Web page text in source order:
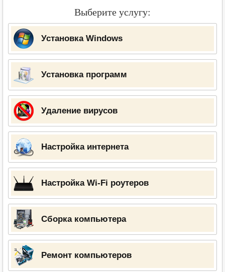
Выберите услугу:
Установка Windows
Установка программ
Удаление вирусов
Настройка интернета
Настройка Wi-Fi роутеров
Сборка компьютера
Ремонт компьютеров